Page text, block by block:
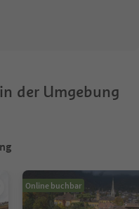
der Umgebung
Online buchbar